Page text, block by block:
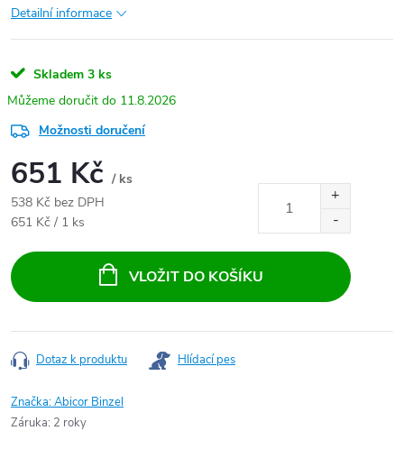
Detailní informace
Skladem 3 ks
11.8.2026
Možnosti doručení
651 Kč / ks
538 Kč bez DPH
Měrná cena:
651 Kč / 1 ks
VLOŽIT DO KOŠÍKU
Dotaz k produktu Hlídací pes
Značka:Abicor Binzel
Záruka: 2 roky